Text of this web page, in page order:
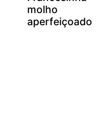
molho
aperfeiçoado